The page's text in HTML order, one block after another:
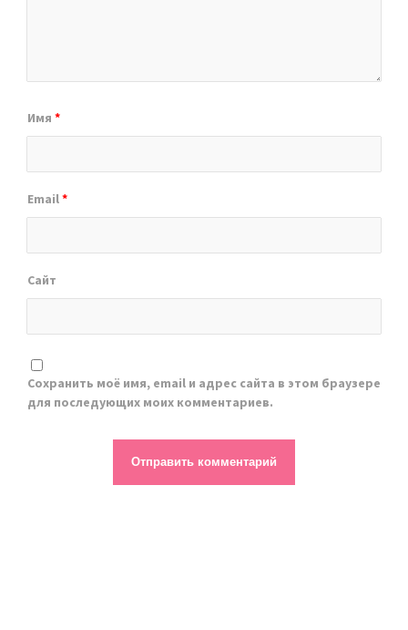
Имя *
Email*
Сайт
Сохранить моё имя, email и адрес сайта в этом браузере
для последующих моих комментариев.